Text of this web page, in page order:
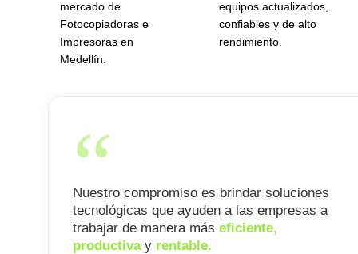
mercado de
Fotocopiadoras e
Impresoras en
Medellín.
equipos actualizados,
confiables y de alto
rendimiento.
“
Nuestro compromiso es brindar soluciones
tecnológicas que ayuden a las empresas a
trabajar de manera máseficiente,
productivay rentable.